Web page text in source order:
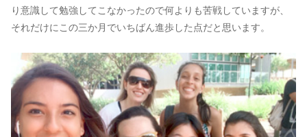
り意識して勉強してこなかったので何よりも苦戦していますが、
それだけにこの三か月でいちばん進歩した点だと思います。